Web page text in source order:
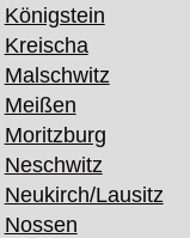
Königstein
Kreischa
Malschwitz
Meißen
Moritzburg
Neschwitz
Neukirch/Lausitz
Nossen